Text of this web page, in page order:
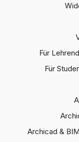
Für
Für
Archicad &